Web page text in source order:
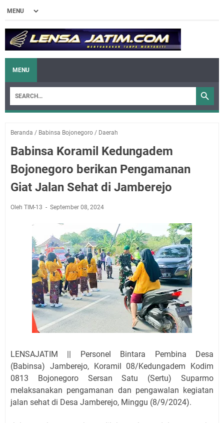
MENU
Beranda / Babinsa Bojonegoro / Daerah
Babinsa Koramil Kedungadem
Bojonegoro berikan Pengamanan
Giat Jalan Sehat di Jamberejo
Oleh TIM-13 September 08, 2024
LENSAJATIM || Personel Bintara Pembina Desa
(Babinsa) Jamberejo, Koramil 08/Kedungadem Kodim
0813 Bojonegoro Sersan Satu (Sertu) Suparmo
melaksanakan pengamanan dan pengawalan kegiatan
jalan sehat di Desa Jamberejo, Minggu (8/9/2024).